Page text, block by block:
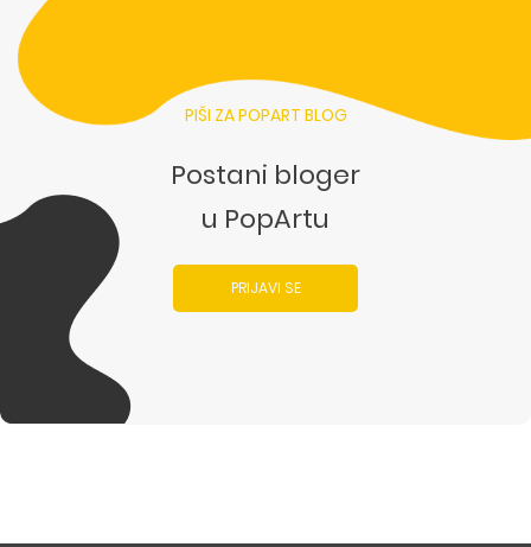
PIŠI ZA POPART BLOG
Postani bloger
u PopArtu
PRIJAVI SE